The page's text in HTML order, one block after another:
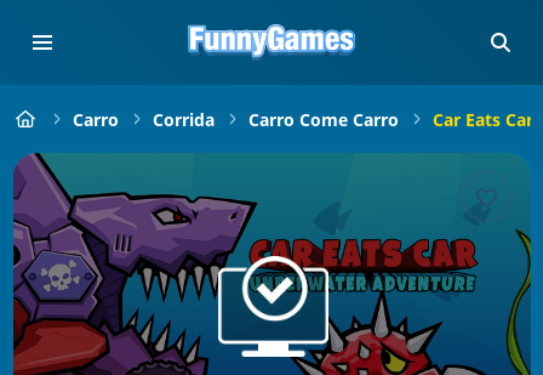
Carro Corrida Carro Come Carro Car Eats